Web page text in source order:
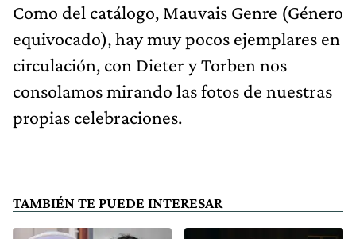
Como del catálogo, Mauvais Genre (Género
equivocado), hay muy pocos ejemplares en
circulación, con Dieter y Torben nos
consolamos mirando las fotos de nuestras
propias celebraciones.
TAMBIÉN TE PUEDE INTERESAR